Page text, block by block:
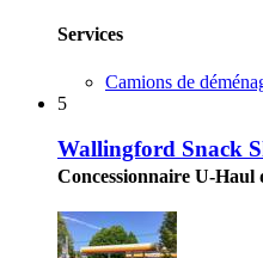
Services
Camions de
5
Wallingford Snack
Concessionnaire U-Haul